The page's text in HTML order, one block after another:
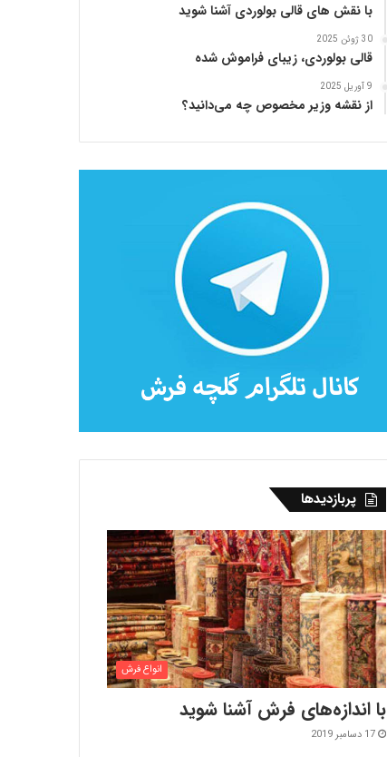
با نقش های قالی بولوردی آشنا شوید
30 ژوئن 2025
قالی بولوردی، زیبای فراموش شده
9 آوریل 2025
از نقشه وزیر مخصوص چه می‌دانید؟
پربازدیدها
انواع فرش
با اندازه‌‌های فرش آشنا شوید
17 دسامبر 2019